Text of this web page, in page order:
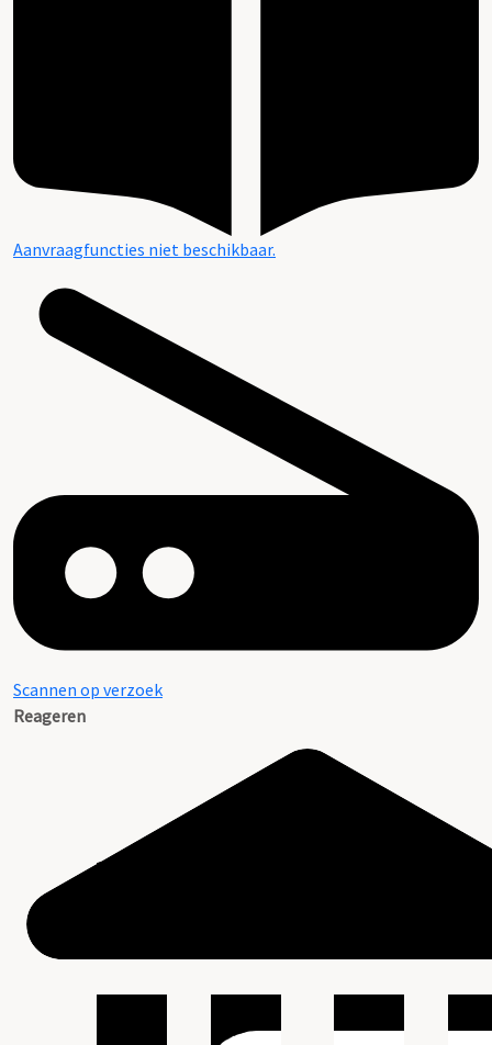
Aanvraagfuncties niet beschikbaar.
Scannen op verzoek
Reageren